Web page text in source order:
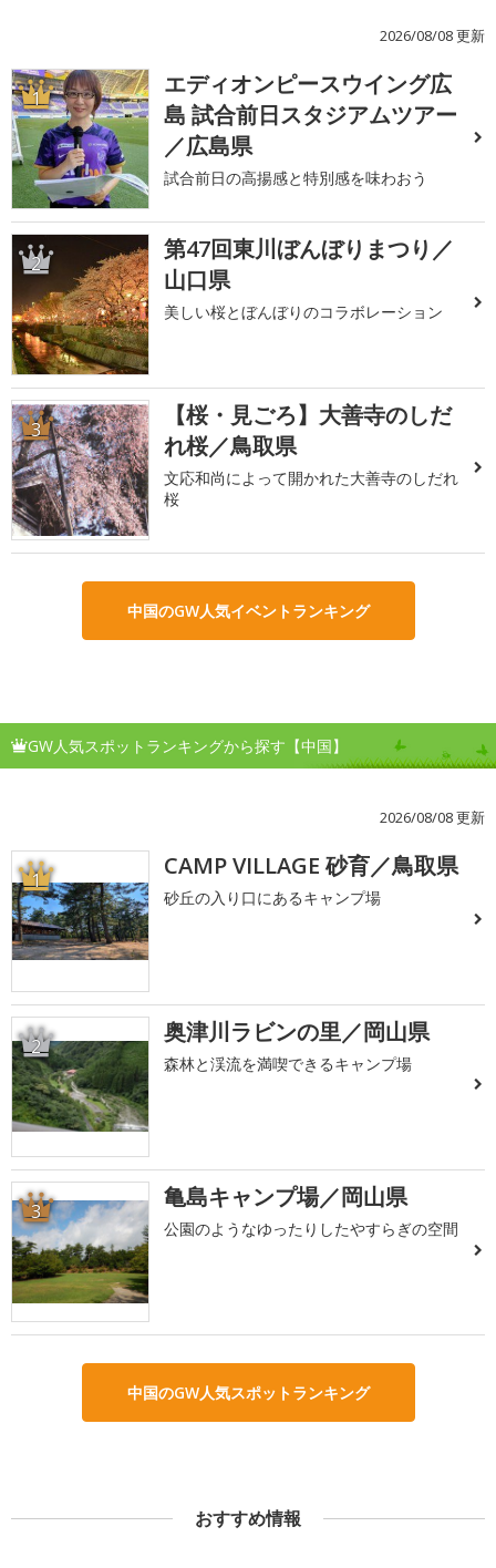
2026/08/08 更新
1
エディオンピースウイング広
島 試合前日スタジアムツアー
／広島県
試合前日の高揚感と特別感を味わおう
2
第47回東川ぼんぼりまつり／
山口県
美しい桜とぼんぼりのコラボレーション
3
【桜・見ごろ】大善寺のしだ
れ桜／鳥取県
文応和尚によって開かれた大善寺のしだれ
桜
中国のGW人気イベントランキング
GW人気スポットランキングから探す【中国】
2026/08/08 更新
1 CAMP VILLAGE 砂育／鳥取県
砂丘の入り口にあるキャンプ場
2 奥津川ラビンの里／岡山県
森林と渓流を満喫できるキャンプ場
3 亀島キャンプ場／岡山県
公園のようなゆったりしたやすらぎの空間
中国のGW人気スポットランキング
おすすめ情報